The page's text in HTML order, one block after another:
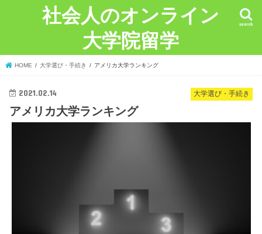
社会人のオンライン
大学院留学
search
HOME 大学選び・手続き アメリカ大学ランキング
大学選び・手続き
2021.02.14
アメリカ大学ランキング